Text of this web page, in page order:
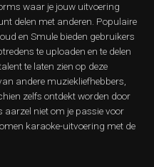
waar je jouw uitvoering
delen met anderen. Populaire
en Smule bieden gebruikers
te uploaden en te delen
te laten zien op deze
andere muziekliefhebbers,
zelfs ontdekt worden door
niet om je passie voor
karaoke-uitvoering met de